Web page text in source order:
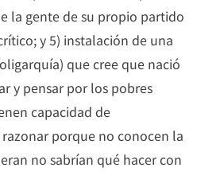
la gente de su propio partido
y 5) instalación de una
que cree que nació
y pensar por los pobres
capacidad de
porque no conocen la
no sabrían qué hacer con